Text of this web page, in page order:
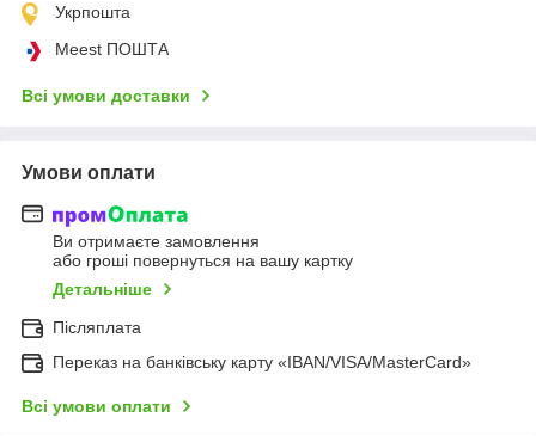
Укрпошта
Meest ПОШТА
Всі умови доставки
Умови оплати
Ви отримаєте замовлення
або гроші повернуться на вашу картку
Детальніше
Післяплата
Переказ на банківську карту «IBAN/VISA/MasterCard»
Всі умови оплати